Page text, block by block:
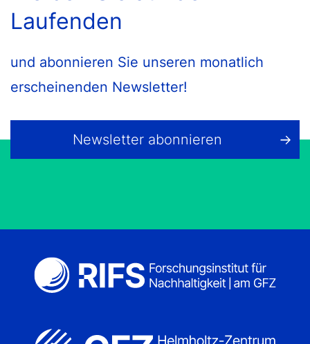
Laufenden
und abonnieren Sie unseren monatlich
erscheinenden Newsletter!
Newsletter abonnieren